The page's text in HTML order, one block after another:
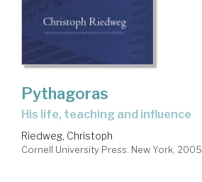
Pythagoras
his life, teaching and influence
Riedweg, Christoph
Cornell University Press. New York, 2005